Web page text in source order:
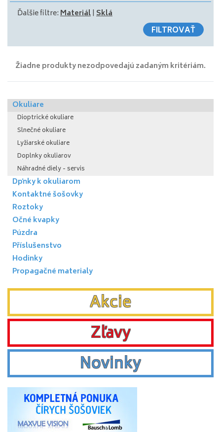
Ďalšie filtre:Materiál| Sklá
FILTROVAŤ
Žiadne produkty nezodpovedajú zadaným kritériám.
Okuliare
Dioptrické okuliare
Slnečné okuliare
Lyžiarské okuliare
Doplnky okuliarov
Náhradné diely - servis
Dpňky k okuliarom
Kontaktné šošovky
Roztoky
Očné kvapky
Púzdra
Příslušenstvo
Hodinky
Propagačné materialy
Akcie
Zľavy
Novinky